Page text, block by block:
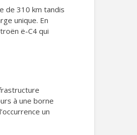
de 310 km tandis
unique. En
ë-C4 qui
à une borne
un